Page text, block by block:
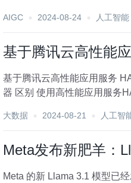
AIGC 2024-08-24 人工智能
基于腾讯云高性能
基于腾讯云高性能应用服务 HAI 搭建并使用 AI
器 区别 使用高性能应用服务
大数据 2024-08-21 人工智
Meta发布新肥羊：
Meta 的新 Llama 3.1 模型已经发布，开始与